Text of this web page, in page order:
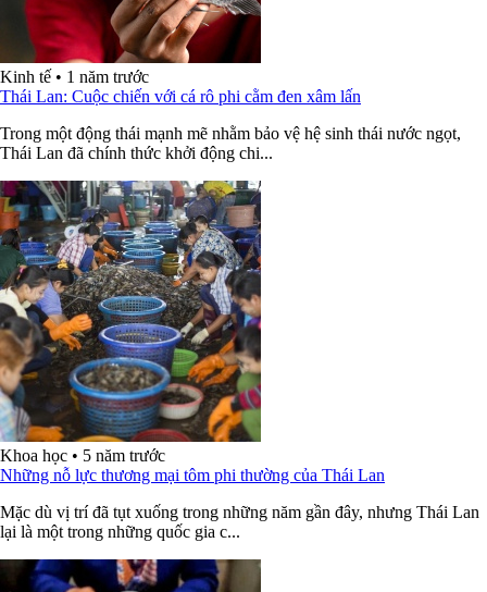
Kinh tế • 1 năm trước
Thái Lan: Cuộc chiến với cá rô phi cằm đen xâm lấn
Trong một động thái mạnh mẽ nhằm bảo vệ hệ sinh thái nước ngọt,
Thái Lan đã chính thức khởi động chi...
Khoa học • 5 năm trước
Những nỗ lực thương mại tôm phi thường của Thái Lan
Mặc dù vị trí đã tụt xuống trong những năm gần đây, nhưng Thái Lan
lại là một trong những quốc gia c...